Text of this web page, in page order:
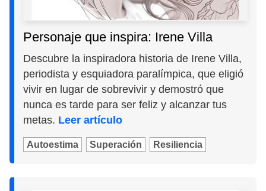
Personaje que inspira: Irene Villa
Descubre la inspiradora historia de Irene Villa,
periodista y esquiadora paralímpica, que eligió
vivir en lugar de sobrevivir y demostró que
nunca es tarde para ser feliz y alcanzar tus
metas. Leer artículo
Autoestima Superación Resiliencia